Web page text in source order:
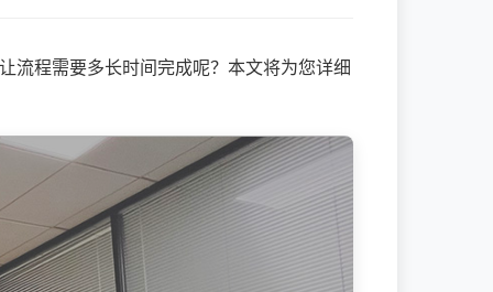
流程需要多长时间完成呢？本文将为您详细